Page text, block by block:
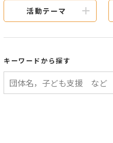
活動テーマ
キーワードから探す